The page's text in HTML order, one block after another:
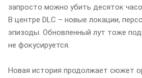
запросто можно убить десяток
В центре DLC – новые локации,
эпизоды. Обновленный лут тоже
не фокусируется.
Новая история продолжает сюжет